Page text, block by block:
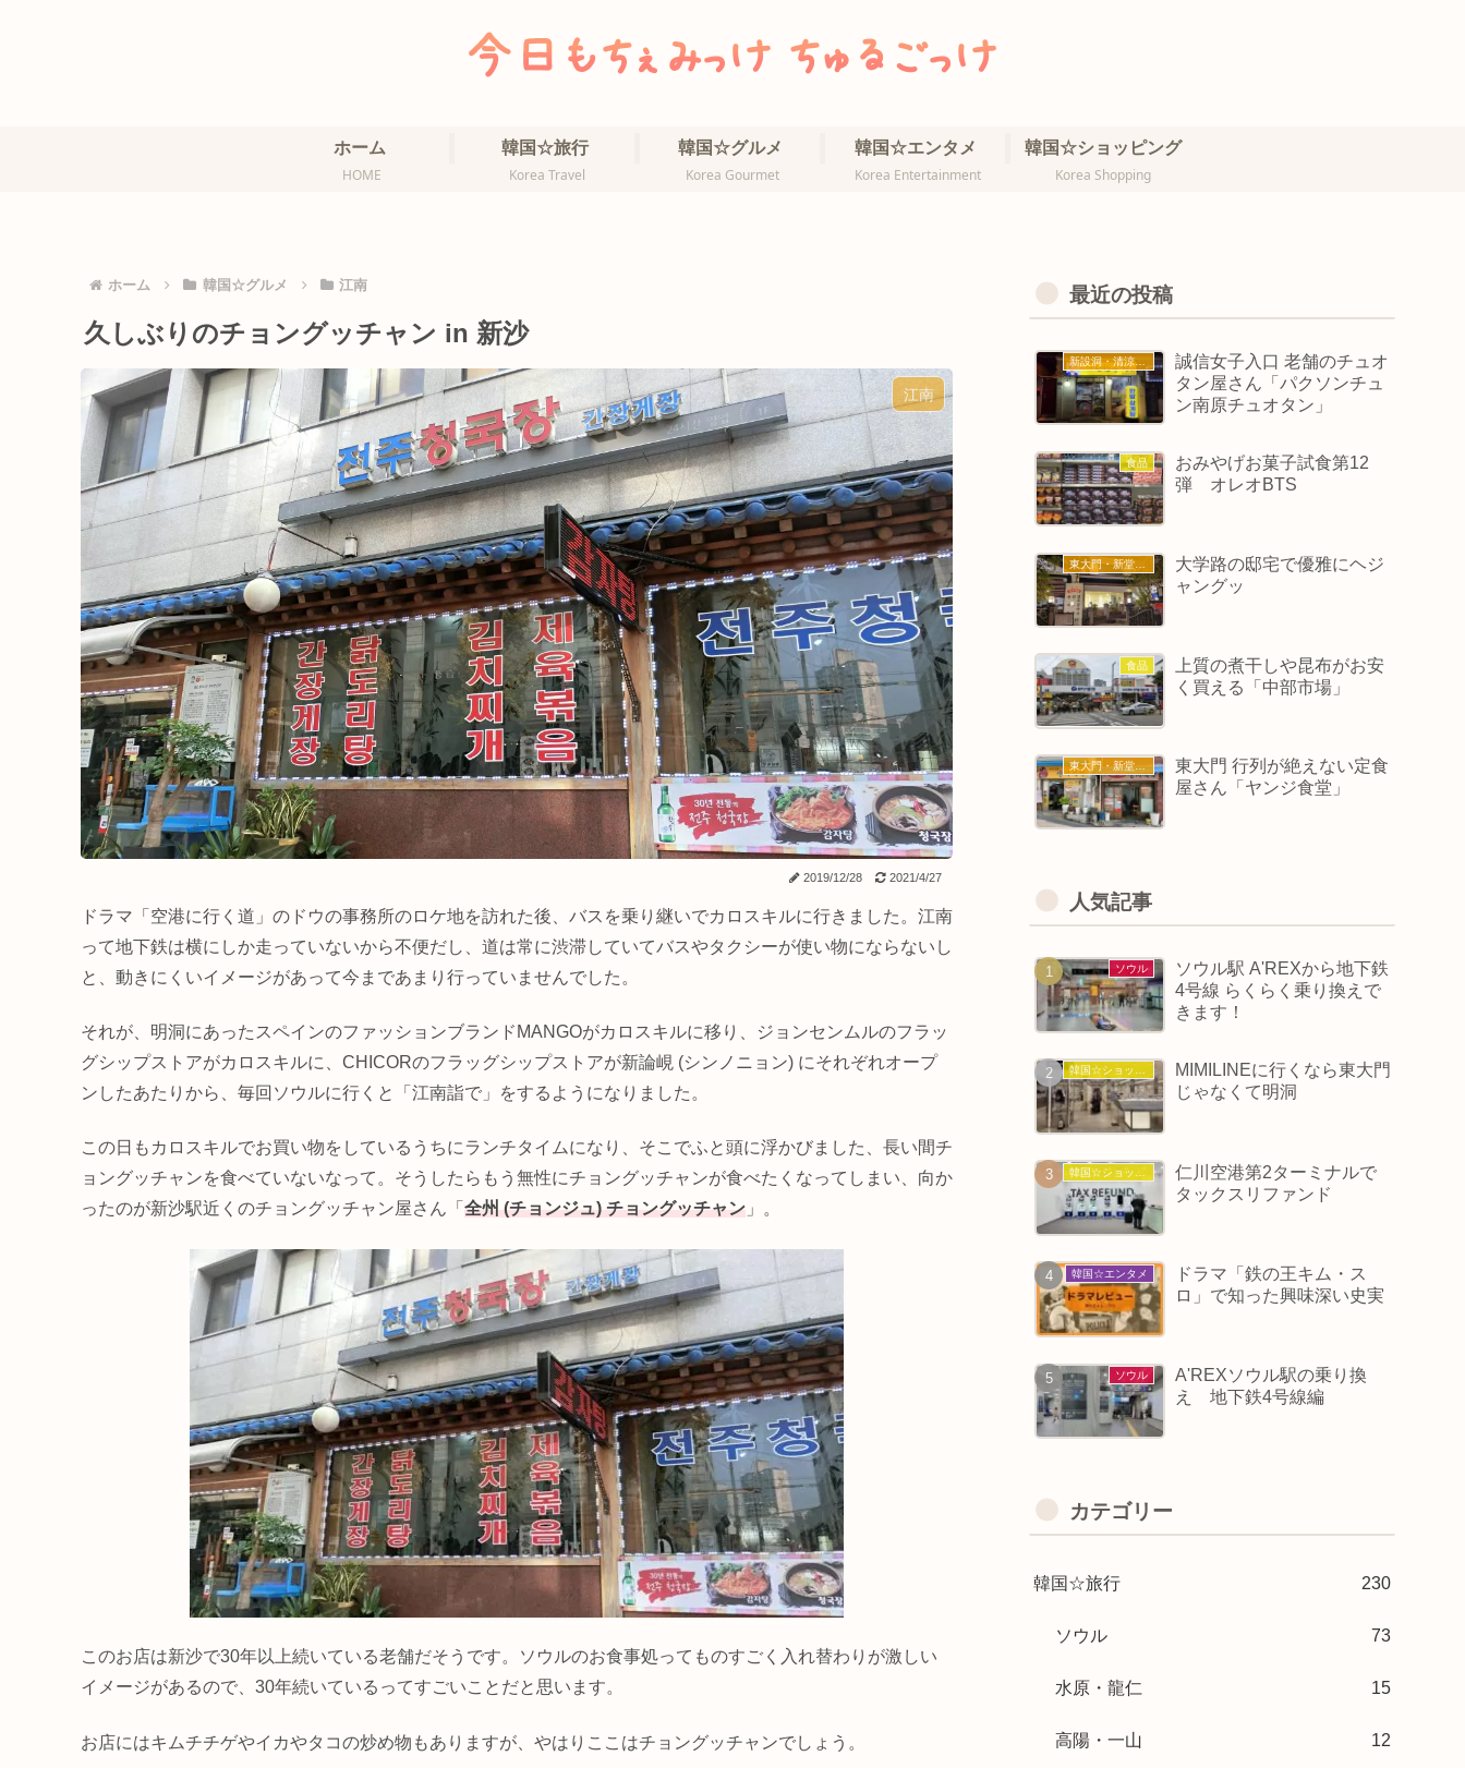
ホーム
HOME
韓国☆旅行
Korea Travel
韓国☆グルメ
Korea Gourmet
韓国☆エンタメ
Korea Entertainment
韓国☆ショッピング
Korea Shopping
ホーム 韓国☆グルメ 江南
久しぶりのチョングッチャン in 新沙
江南
2019/12/28 2021/4/27
ドラマ「空港に行く道」のドウの事務所のロケ地を訪れた後、バスを乗り継いでカロスキルに行きました。江南
って地下鉄は横にしか走っていないから不便だし、道は常に渋滞していてバスやタクシーが使い物にならないし
と、動きにくいイメージがあって今まであまり行っていませんでした。
それが、明洞にあったスペインのファッションブランドMANGOがカロスキルに移り、ジョンセンムルのフラッ
グシップストアがカロスキルに、CHICORのフラッグシップストアが新論峴 (シンノニョン) にそれぞれオープ
ンしたあたりから、毎回ソウルに行くと「江南詣で」をするようになりました。
この日もカロスキルでお買い物をしているうちにランチタイムになり、そこでふと頭に浮かびました、長い間チ
ョングッチャンを食べていないなって。そうしたらもう無性にチョングッチャンが食べたくなってしまい、向か
ったのが新沙駅近くのチョングッチャン屋さん「 全州 (チョンジュ) チョングッチャン 」。
このお店は新沙で30年以上続いている老舗だそうです。ソウルのお食事処ってものすごく入れ替わりが激しい
イメージがあるので、30年続いているってすごいことだと思います。
お店にはキムチチゲやイカやタコの炒め物もありますが、やはりここはチョングッチャンでしょう。
最近の投稿
新設洞・清涼里・誠信女大
誠信女子入口 老舗のチュオ
タン屋さん「パクソンチュ
ン南原チュオタン」
食品
おみやげお菓子試食第12
弾 オレオBTS
大学路の邸宅で優雅にヘジ
ャングッ
食品
上質の煮干しや昆布がお安
く買える「中部市場」
東大門・新堂・東廟
東大門 行列が絶えない定食
屋さん「ヤンジ食堂」
人気記事
ソウル
ソウル駅 A'REXから地下鉄
4号線 らくらく乗り換えで
きます！
韓国☆ショッピング
MIMILINEに行くなら東大門
じゃなくて明洞
仁川空港第2ターミナルで
タックスリファンド
韓国☆エンタメ
ドラマ「鉄の王キム・ス
ロ」で知った興味深い史実
ソウル
A'REXソウル駅の乗り換
え 地下鉄4号線編
カテゴリー
韓国☆旅行 230
ソウル 73
水原・龍仁 15
高陽・一山 12